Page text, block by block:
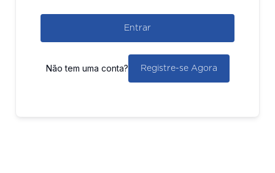
Entrar
Não tem uma conta? Registre-se Agora